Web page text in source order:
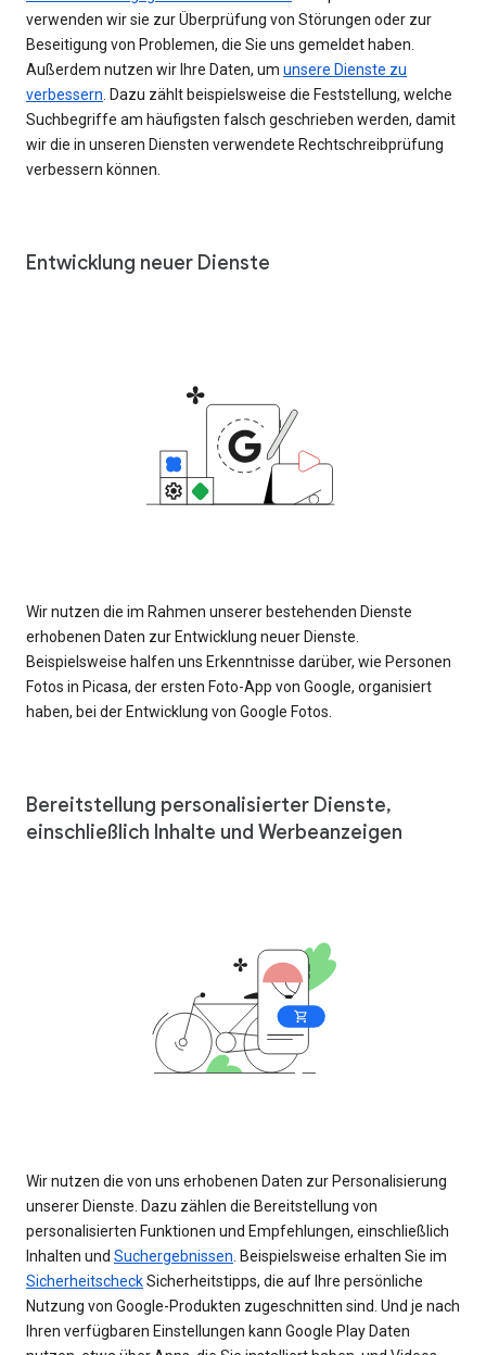
verwenden wir sie zur Überprüfung von Störungen oder zur
Beseitigung von Problemen, die Sie uns gemeldet haben.
Außerdem nutzen wir Ihre Daten, um unsere Dienste zu
verbessern . Dazu zählt beispielsweise die Feststellung, welche
Suchbegriffe am häufigsten falsch geschrieben werden, damit
wir die in unseren Diensten verwendete Rechtschreibprüfung
verbessern können.
Entwicklung neuer Dienste
Wir nutzen die im Rahmen unserer bestehenden Dienste
erhobenen Daten zur Entwicklung neuer Dienste.
Beispielsweise halfen uns Erkenntnisse darüber, wie Personen
Fotos in Picasa, der ersten Foto-App von Google, organisiert
haben, bei der Entwicklung von Google Fotos.
Bereitstellung personalisierter Dienste,
einschließlich Inhalte und Werbeanzeigen
Wir nutzen die von uns erhobenen Daten zur Personalisierung
unserer Dienste. Dazu zählen die Bereitstellung von
personalisierten Funktionen und Empfehlungen, einschließlich
Inhalten und Suchergebnissen . Beispielsweise erhalten Sie im
SicherheitscheckSicherheitstipps, die auf Ihre persönliche
Nutzung von Google-Produkten zugeschnitten sind. Und je nach
Ihren verfügbaren Einstellungen kann Google Play Daten